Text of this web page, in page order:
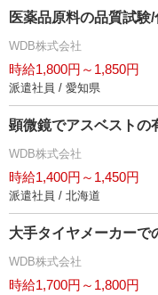
医薬品原料の品質試験
WDB株式会社
時給1,800円～1,850円
派遣社員 / 愛知県
顕微鏡でアスベストの
WDB株式会社
時給1,400円～1,450円
派遣社員 / 北海道
大手タイヤメーカーで
WDB株式会社
時給1,700円～1,800円